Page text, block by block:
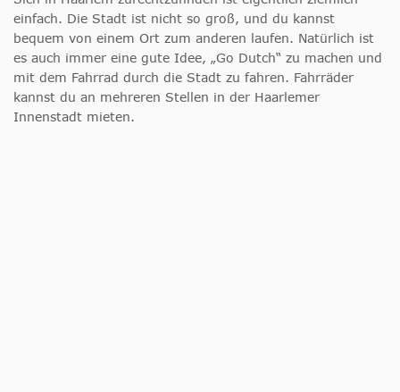
einfach. Die Stadt ist nicht so groß, und du kannst
bequem von einem Ort zum anderen laufen. Natürlich ist
es auch immer eine gute Idee, „Go Dutch“ zu machen und
mit dem Fahrrad durch die Stadt zu fahren. Fahrräder
kannst du an mehreren Stellen in der Haarlemer
Innenstadt mieten.